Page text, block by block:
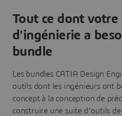
Tout ce dont votre
d'ingénierie a
bundle
Les bundles CATIA Design
outils dont les ingénieurs ont
concept à la conception de
construire une suite d'outils de